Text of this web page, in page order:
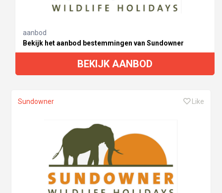
aanbod
Bekijk het aanbod bestemmingen van Sundowner
BEKIJK AANBOD
Sundowner Like